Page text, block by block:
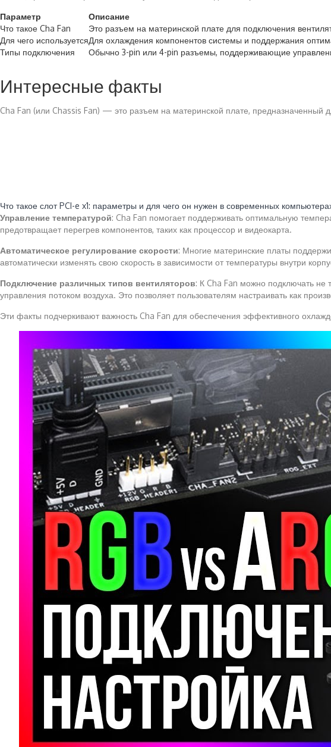
Параметр Описание
Что такое Cha Fan
Это разъем на материнской плате для подключения
Для чего используетсяДля охлаждения компонентов системы и поддержания
Типы подключения
Обычно 3-pin или 4-pin разъемы, поддерживающие
Интересные факты
Cha Fan (или Chassis Fan) — это разъем на материнской плате, предназначенный
Что такое слот PCI-e x1: параметры и для чего он нужен в современных
Управление температурой: Cha Fan помогает поддерживать оптимальную
предотвращает перегрев компонентов, таких как процессор и видеокарта.
Автоматическое регулирование скорости: Многие материнские платы
автоматически изменять свою скорость в зависимости от температуры внутри
Подключение различных типов вентиляторов: К Cha Fan можно подключать не
управления потоком воздуха. Это позволяет пользователям настраивать как
Эти факты подчеркивают важность Cha Fan для обеспечения эффективного